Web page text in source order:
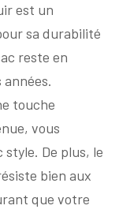
est un
sa durabilité
reste en
touche
vous
De plus, le
bien aux
que votre